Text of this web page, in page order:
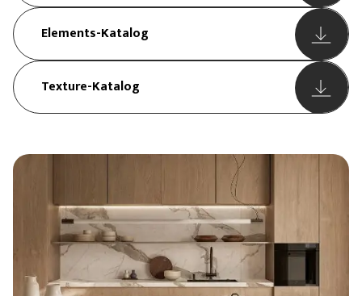
Elements-Katalog
Texture-Katalog